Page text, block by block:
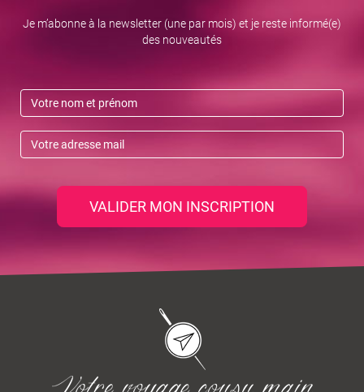
Je m’abonne à la newsletter (une par mois) et je reste informé(e)
des nouveautés
VALIDER MON INSCRIPTION